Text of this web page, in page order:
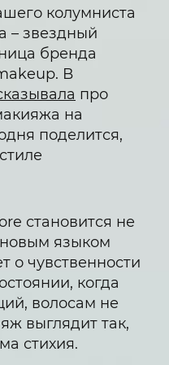
колумниста
– звездный
бренда
В
про
на
поделится,
становится не
языком
о чувственности
когда
волосам не
выглядит так,
стихия.